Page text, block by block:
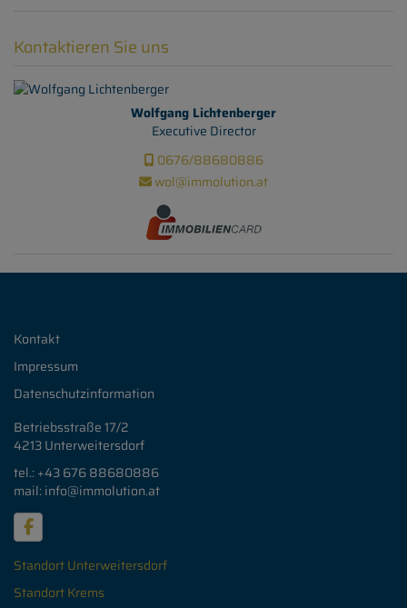
Kontaktieren Sie uns
Wolfgang Lichtenberger
Executive Director
0676/88680886
wol@immolution.at
Kontakt
Impressum
Datenschutzinformation
Betriebsstraße 17/2
4213 Unterweitersdorf
tel.: +43 67688680886
mail: info@immolution.at
Standort Unterweitersdorf
Standort Krems